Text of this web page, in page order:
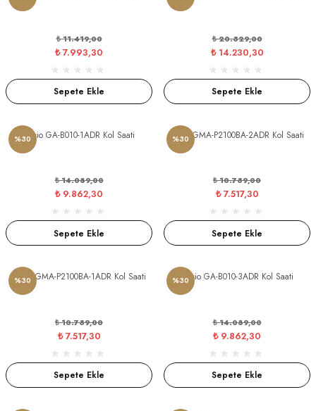
₺ 11.419,00
₺ 7.993,30
Sepete Ekle
₺ 20.329,00
₺ 14.230,30
Sepete Ekle
%30Casio GA-B010-1ADR Kol Saati
₺ 14.089,00
₺ 9.862,30
Sepete Ekle
%30
Casio GMA-P2100BA-2ADR Kol Saati
₺ 10.739,00
₺ 7.517,30
Sepete Ekle
%30
Casio GMA-P2100BA-1ADR Kol Saati
₺ 10.739,00
₺ 7.517,30
Sepete Ekle
%30Casio GA-B010-3ADR Kol Saati
₺ 14.089,00
₺ 9.862,30
Sepete Ekle